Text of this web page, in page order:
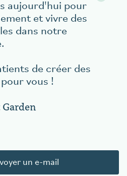
aujourd'hui pour
et vivre des
dans notre
de créer des
vous !
Garden
un e-mail